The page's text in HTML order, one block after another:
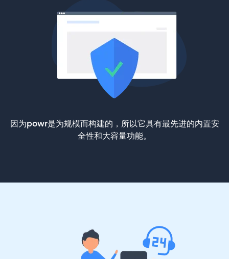
因为powr是为规模而构建的，所以它具有最先进的内置安
全性和大容量功能。